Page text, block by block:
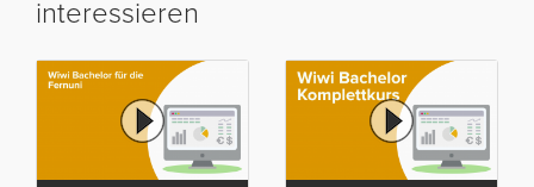
interessieren